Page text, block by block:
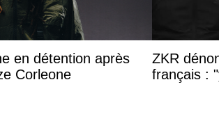
en détention après
Corleone
ZKR
français :